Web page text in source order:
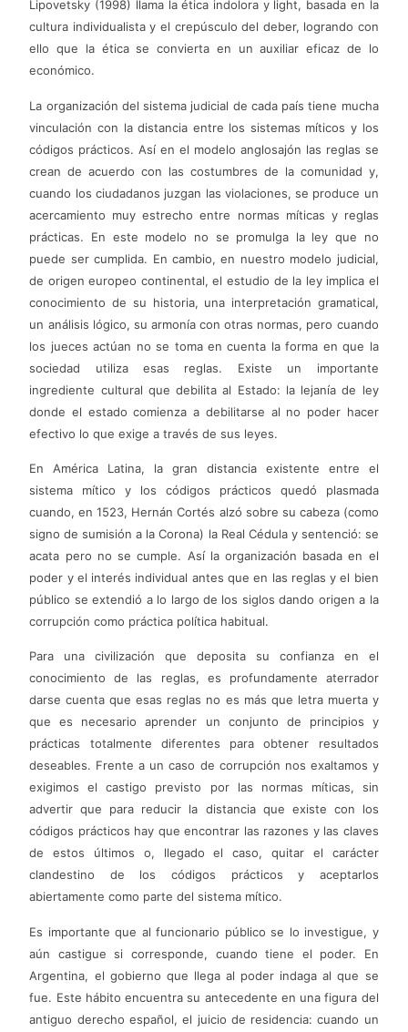
Lipovetsky (1998) llama la ética indolora y light, basada en la
cultura individualista y el crepúsculo del deber, logrando con
ello que la ética se convierta en un auxiliar eficaz de lo
económico.
La organización del sistema judicial de cada país tiene mucha
vinculación con la distancia entre los sistemas míticos y los
códigos prácticos. Así en el modelo anglosajón las reglas se
crean de acuerdo con las costumbres de la comunidad y,
cuando los ciudadanos juzgan las violaciones, se produce un
acercamiento muy estrecho entre normas míticas y reglas
prácticas. En este modelo no se promulga la ley que no
puede ser cumplida. En cambio, en nuestro modelo judicial,
de origen europeo continental, el estudio de la ley implica el
conocimiento de su historia, una interpretación gramatical,
un análisis lógico, su armonía con otras normas, pero cuando
los jueces actúan no se toma en cuenta la forma en que la
sociedad utiliza esas reglas. Existe un importante
ingrediente cultural que debilita al Estado: la lejanía de ley
donde el estado comienza a debilitarse al no poder hacer
efectivo lo que exige a través de sus leyes.
En América Latina, la gran distancia existente entre el
sistema mítico y los códigos prácticos quedó plasmada
cuando, en 1523, Hernán Cortés alzó sobre su cabeza (como
signo de sumisión a la Corona) la Real Cédula y sentenció: se
acata pero no se cumple. Así la organización basada en el
poder y el interés individual antes que en las reglas y el bien
público se extendió a lo largo de los siglos dando origen a la
corrupción como práctica política habitual.
Para una civilización que deposita su confianza en el
conocimiento de las reglas, es profundamente aterrador
darse cuenta que esas reglas no es más que letra muerta y
que es necesario aprender un conjunto de principios y
prácticas totalmente diferentes para obtener resultados
deseables. Frente a un caso de corrupción nos exaltamos y
exigimos el castigo previsto por las normas míticas, sin
advertir que para reducir la distancia que existe con los
códigos prácticos hay que encontrar las razones y las claves
de estos últimos o, llegado el caso, quitar el carácter
clandestino de los códigos prácticos y aceptarlos
abiertamente como parte del sistema mítico.
Es importante que al funcionario público se lo investigue, y
aún castigue si corresponde, cuando tiene el poder. En
Argentina, el gobierno que llega al poder indaga al que se
fue. Este hábito encuentra su antecedente en una figura del
antiguo derecho español, el juicio de residencia: cuando un